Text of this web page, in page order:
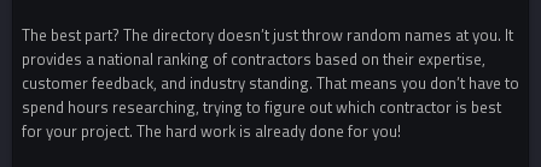
The best part? The directory doesn’t just throw random names at you. It
provides a national ranking of contractors based on their expertise,
customer feedback, and industry standing. That means you don’t have to
spend hours researching, trying to figure out which contractor is best
for your project. The hard work is already done for you!